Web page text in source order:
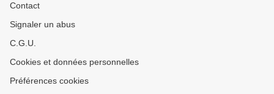
Contact
Signaler un abus
C.G.U.
Cookies et données personnelles
Préférences cookies